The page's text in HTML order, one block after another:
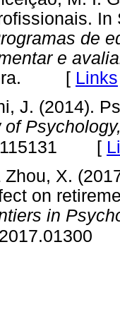
In
de
e
[ Links
J. (2014).
[
Zhou, X.
on
in